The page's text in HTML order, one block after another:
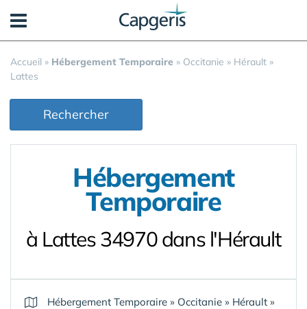
Accueil » Hébergement Temporaire » Occitanie » Hérault »
Lattes
Rechercher
Hébergement
Temporaire
à Lattes 34970 dans l'Hérault
Hébergement Temporaire » Occitanie » Hérault »